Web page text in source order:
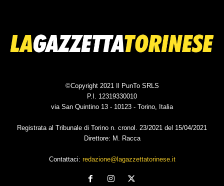
©Copyright 2021 Il PunTo SRLS
P.I. 12319330010
via San Quintino 13 - 10123 - Torino, Italia
Registrata al Tribunale di Torino n. cronol. 23/2021 del 15/04/2021
Direttore: M. Racca
Contattaci: redazione@lagazzettatorinese.it